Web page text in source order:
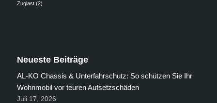
Zuglast (2)
Neueste Beiträge
AL-KO Chassis & Unterfahrschutz: So schützen Sie Ihr
Wohnmobil vor teuren Aufsetzschäden
Juli 17, 2026